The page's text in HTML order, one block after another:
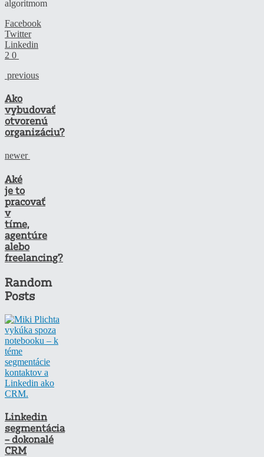
algoritmom
Facebook
Twitter
Linkedin
2 0
previous
Ako
vybudovať
otvorenú
organizáciu?
newer
Aké
je to
pracovať
v
tíme,
agentúre
alebo
freelancing?
Random
Posts
Linkedin
segmentácia
– dokonalé
CRM